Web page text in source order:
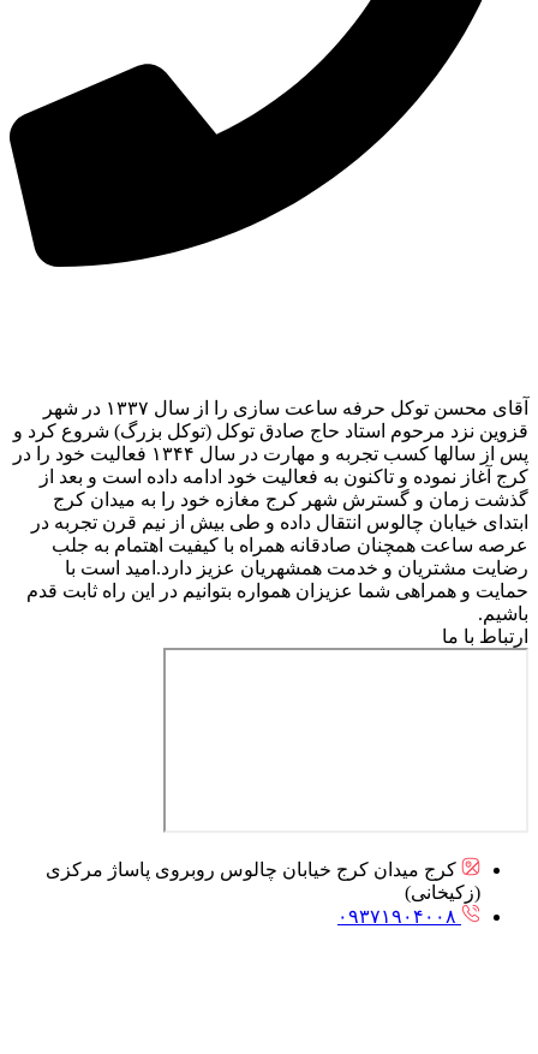
آقای محسن توکل حرفه ساعت سازی را از سال ۱۳۳۷ در شهر
قزوین نزد مرحوم استاد حاج صادق توکل (توکل بزرگ) شروع کرد و
پس از سالها کسب تجربه و مهارت در سال ۱۳۴۴ فعالیت خود را در
کرج آغاز نموده و تاکنون به فعالیت خود ادامه داده است و بعد از
گذشت زمان و گسترش شهر کرج مغازه خود را به میدان کرج
ابتدای خیابان چالوس انتقال داده و طی بیش از نیم قرن تجربه در
عرصه ساعت همچنان صادقانه همراه با کیفیت اهتمام به جلب
رضایت مشتریان و خدمت همشهریان عزیز دارد.امید است با
حمایت و همراهی شما عزیزان همواره بتوانیم در این راه ثابت قدم
باشیم.
ارتباط با ما
کرج میدان کرج خیابان چالوس روبروی پاساژ مرکزی
(زکیخانی)
۰۹۳۷۱۹۰۴۰۰۸